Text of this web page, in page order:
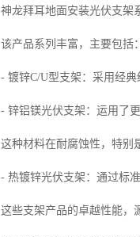
神龙拜耳地面安装光伏支架
该产品系列丰富，主要包括：
- 镀锌C/U型支架：采用经
- 锌铝镁光伏支架：运用了
这种材料在耐腐蚀性，特别
- 热镀锌光伏支架：通过标
这些支架产品的卓越性能，